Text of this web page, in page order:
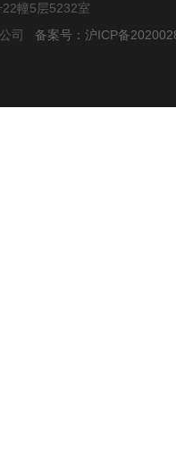
幢5层5232室
司 备案号：沪ICP备